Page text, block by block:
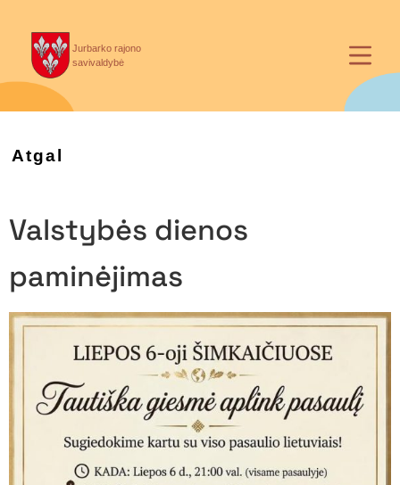
Jurbarko rajono
savivaldybė
Atgal
Valstybės dienos
paminėjimas